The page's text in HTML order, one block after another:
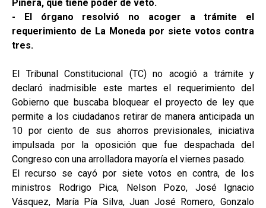
Piñera, que tiene poder de veto.
- El órgano resolvió no acoger a trámite el
requerimiento de La Moneda por siete votos contra
tres.
El Tribunal Constitucional (TC) no acogió a trámite y
declaró inadmisible este martes el requerimiento del
Gobierno que buscaba bloquear el proyecto de ley que
permite a los ciudadanos retirar de manera anticipada un
10 por ciento de sus ahorros previsionales, iniciativa
impulsada por la oposición que fue despachada del
Congreso con una arrolladora mayoría el viernes pasado.
El recurso se cayó por siete votos en contra, de los
ministros Rodrigo Pica, Nelson Pozo, José Ignacio
Vásquez, María Pía Silva, Juan José Romero, Gonzalo